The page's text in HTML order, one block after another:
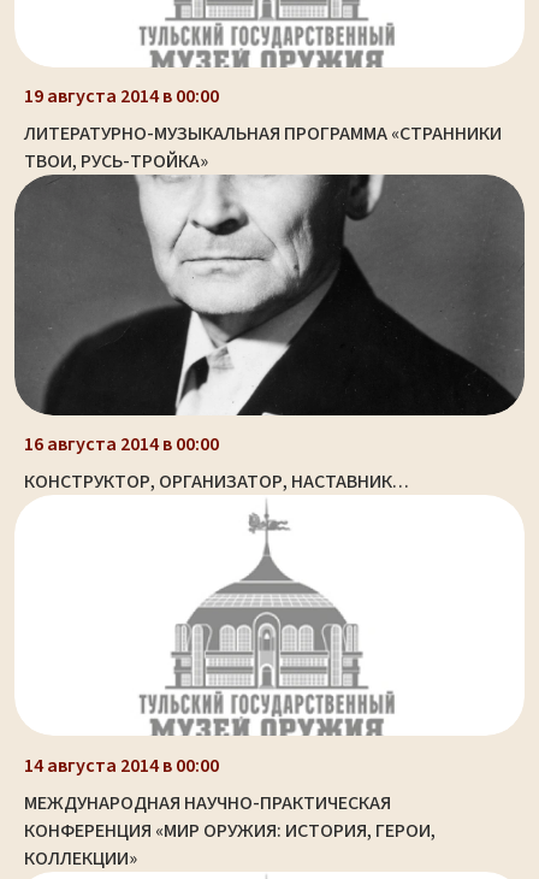
19 августа 2014 в 00:00
ЛИТЕРАТУРНО-МУЗЫКАЛЬНАЯ ПРОГРАММА «СТРАННИКИ
ТВОИ, РУСЬ-ТРОЙКА»
16 августа 2014 в 00:00
КОНСТРУКТОР, ОРГАНИЗАТОР, НАСТАВНИК…
14 августа 2014 в 00:00
МЕЖДУНАРОДНАЯ НАУЧНО-ПРАКТИЧЕСКАЯ
КОНФЕРЕНЦИЯ «МИР ОРУЖИЯ: ИСТОРИЯ, ГЕРОИ,
КОЛЛЕКЦИИ»